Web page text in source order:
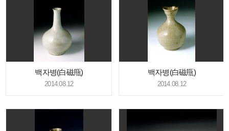
백자병(白磁甁)
2014.08.12
백자병(白磁甁)
2014.08.12